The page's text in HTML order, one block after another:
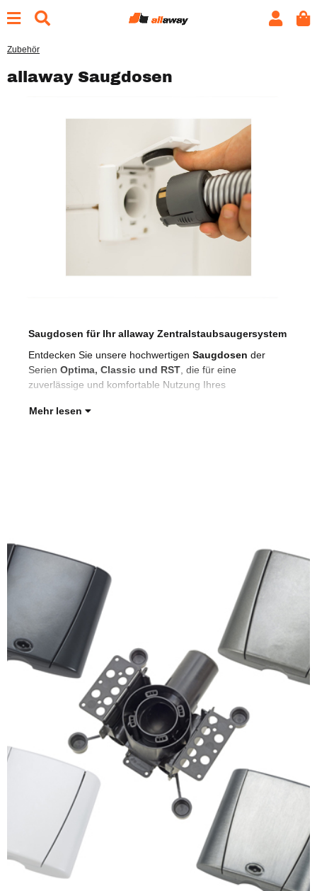
Zubehör
allaway Saugdosen
Saugdosen für Ihr allaway Zentralstaubsaugersystem
Entdecken Sie unsere hochwertigen Saugdosen der
Serien Optima, Classic und RST , die für eine
zuverlässige und komfortable Nutzung Ihres
Mehr lesen